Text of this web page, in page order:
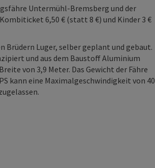
Untermühl-Bremsberg und der
6,50 € (statt 8 €) und Kinder 3 €
Brüdern Luger, selber geplant und gebaut.
und aus dem Baustoff Aluminium
von 3,9 Meter. Das Gewicht der Fähre
kann eine Maximalgeschwindigkeit von 40